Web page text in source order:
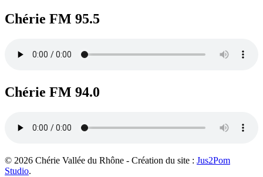
Chérie FM 95.5
Chérie FM 94.0
© 2026 Chérie Vallée du Rhône - Création du site : Jus2Pom
Studio.